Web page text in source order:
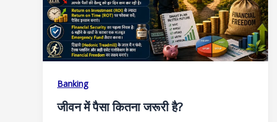
Banking
जीवन में पैसा कितना जरूरी है?